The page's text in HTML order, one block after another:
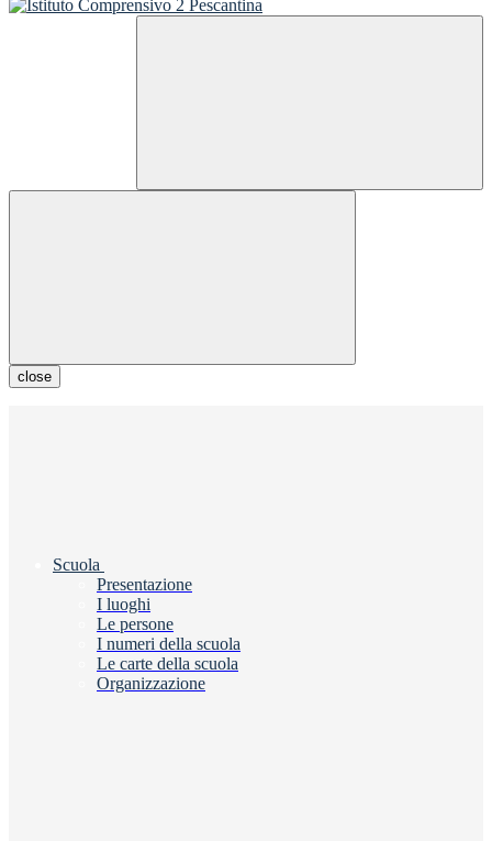
close
Scuola
Presentazione
I luoghi
Le persone
I numeri della scuola
Le carte della scuola
Organizzazione